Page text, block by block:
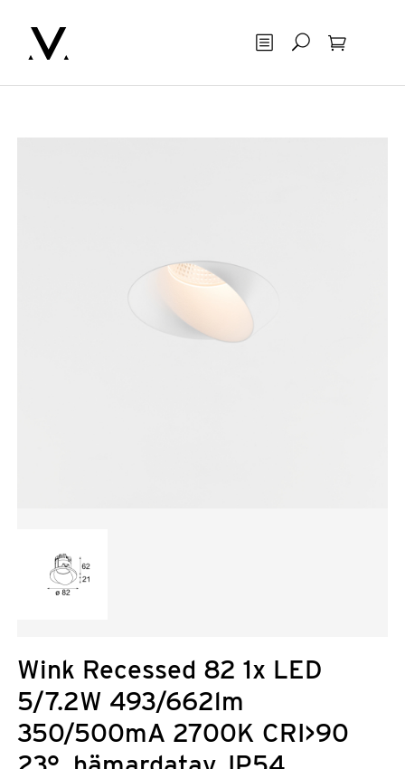
OtsingOstukorv
Wink Recessed 82 1x LED
5/7.2W 493/662lm
350/500mA 2700K CRI>90